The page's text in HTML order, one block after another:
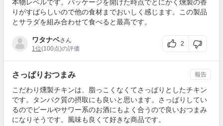
本物レベルです。パッケージを開けた時点でとにかく燻製の香
りがすばらしいので他の食材までおいしく感じます。この製品
とサラダを組み合わせて食べると最高です。
ワタナベさん
1位(100点)の評価
2
さっぱりおつまみ
こだわり燻製チキンは、脂っこくなくてさっぱりとしたチキン
です。タンパク質の摂取にも良いと思います。さっぱりしてい
るのでビールやサワー系のお酒にもよく合うので良いおつまみ
になりそうです。風味も良くて好きな商品です。
報告